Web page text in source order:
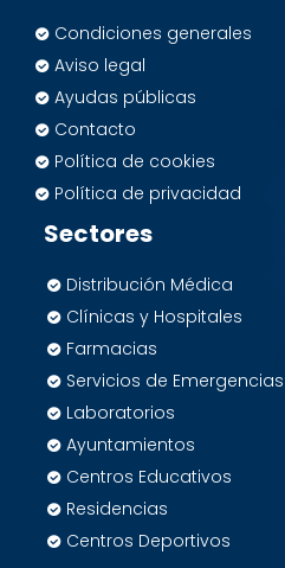
Condiciones generales
Aviso legal
Ayudas públicas
Contacto
Política de cookies
Política de privacidad
Sectores
Distribución Médica
Clínicas y Hospitales
Farmacias
Servicios de Emergencias
Laboratorios
Ayuntamientos
Centros Educativos
Residencias
Centros Deportivos